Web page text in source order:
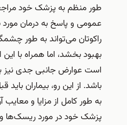
طور منظم به پزشک خود
عمومی و پاسخ به درمان مورد
راکوتان می‌تواند به طور
بهبود بخشد، اما همراه با
است عوارض جانبی جدی نیز
باشد. از این رو، بیماران باید
به طور کامل از مزایا و معایب
پزشک خود در مورد ریسک‌ها و